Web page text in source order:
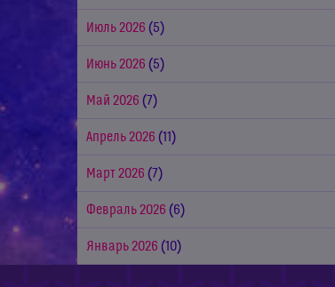
Июль 2026 (5)
Июнь 2026 (5)
Май 2026 (7)
Апрель 2026 (11)
Март 2026 (7)
Февраль 2026 (6)
Январь 2026 (10)